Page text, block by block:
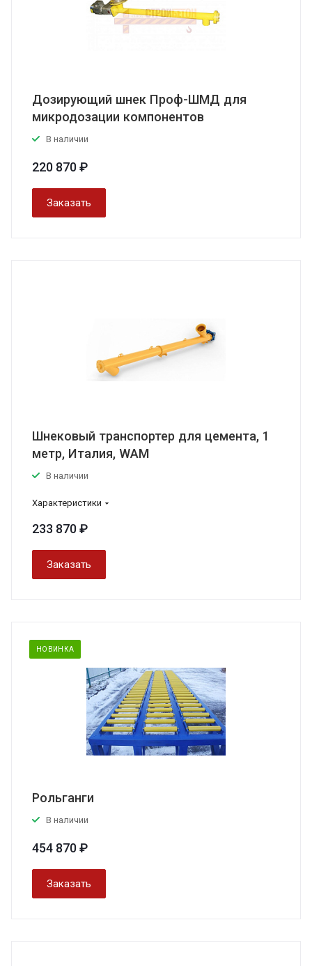
Дозирующий шнек Проф-ШМД для
микродозации компонентов
В наличии
220 870 ₽
Заказать
Шнековый транспортер для цемента, 1
метр, Италия, WAM
В наличии
Характеристики
233 870 ₽
Заказать
НОВИНКА
Рольганги
В наличии
454 870 ₽
Заказать